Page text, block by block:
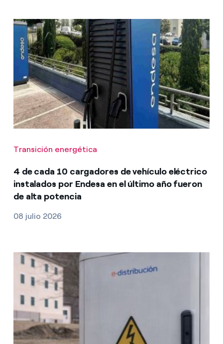
Transición energética
4 de cada 10 cargadores de vehículo eléctrico
instalados por Endesa en el último año fueron
de alta potencia
08 julio 2026